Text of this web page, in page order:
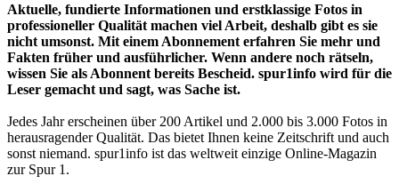
Aktuelle, fundierte Informationen und erstklassige Fotos in
professioneller Qualität machen viel Arbeit, deshalb gibt es sie
nicht umsonst. Mit einem Abonnement erfahren Sie mehr und
Fakten früher und ausführlicher. Wenn andere noch rätseln,
wissen Sie als Abonnent bereits Bescheid. spur1info wird für die
Leser gemacht und sagt, was Sache ist.
Jedes Jahr erscheinen über 200 Artikel und 2.000 bis 3.000 Fotos in
herausragender Qualität. Das bietet Ihnen keine Zeitschrift und auch
sonst niemand. spur1info ist das weltweit einzige Online-Magazin
zur Spur 1.